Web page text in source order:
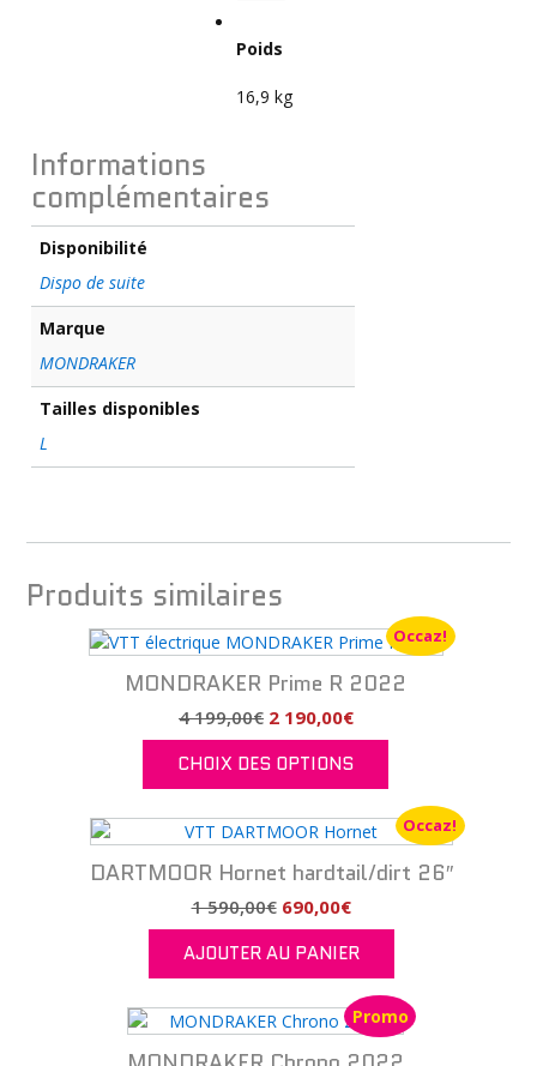
Poids
16,9 kg
Informations
complémentaires
Disponibilité
Dispo de suite
Marque
MONDRAKER
Tailles disponibles
L
Produits similaires
Occaz!
MONDRAKER Prime R 2022
4 199,00€ Le
prix
initial
était :
4
199,00€.
2 190,00€Le
prix
actuel
est :
2
190,00€.
CHOIX DES OPTIONS
produit
a
plusieurs
variations.
Les
options
peuvent
être
choisies
sur
Occaz!
DARTMOOR Hornet hardtail/dirt 26″
1 590,00€ Le
prix
initial
était :
1
590,00€.
690,00€Le
prix
actuel
est :
690,00€.
AJOUTER AU PANIER
Promo